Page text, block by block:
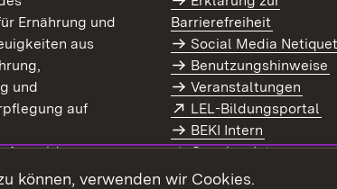
Ernährung und
aus
und
auf
Anmeldung(Öffnet in neuem Fenster)
Barrierefreiheit
Social Media
Benutzungshinweise
Veranstaltungen
Extern:
LEL-Bildungsportal
BEKI Intern
Coaches Intern
Intranet
können, verwenden wir Cookies.